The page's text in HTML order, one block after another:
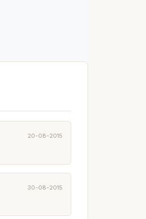
20-08-2015
30-08-2015